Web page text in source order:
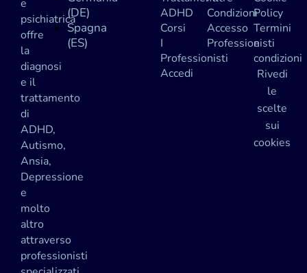
e
psichiatrica
offre
la
diagnosi
e il
trattamento
di
ADHD,
Autismo,
Ansia,
Depressione
e
molto
altro
attraverso
professionisti
(DE)
Spagna
(ES)
ADHD
Corsi
I
Professionisti
Accedi
Condizioni
Accesso
Professionisti
Policy
Termini
e
condizioni
Rivedi
le
scelte
sui
cookies